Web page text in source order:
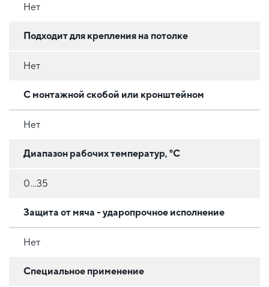
Нет
Подходит для крепления на потолке
Нет
С монтажной скобой или кронштейном
Нет
Диапазон рабочих температур, °C
0...35
Защита от мяча - ударопрочное исполнение
Нет
Специальное применение